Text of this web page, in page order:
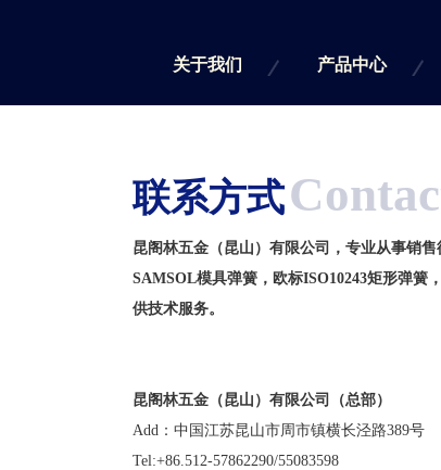
关于我们 产品中心
联系方式
昆阁林五金（昆山）有限公司，专业从事销售
SAMSOL模具弹簧，欧标ISO10243矩形弹簧
供技术服务。
昆阁林五金（昆山）有限公司（总部）
Add：中国江苏昆山市周市镇横长泾路389号
Tel:+86.512-57862290/55083598